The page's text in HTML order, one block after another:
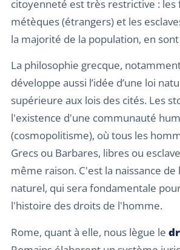
citoyenneté est très restrictive : les
métèques (étrangers) et les
la majorité de la population, en
La philosophie grecque,
développe aussi l’idée d’une loi
supérieure aux lois des cités. Les
l'existence d'une communauté
(cosmopolitisme), où tous les
Grecs ou Barbares, libres ou
même raison. C'est la naissance
naturel, qui sera fondamentale
l'histoire des droits de l'homme.
Rome, quant à elle, nous lègue le